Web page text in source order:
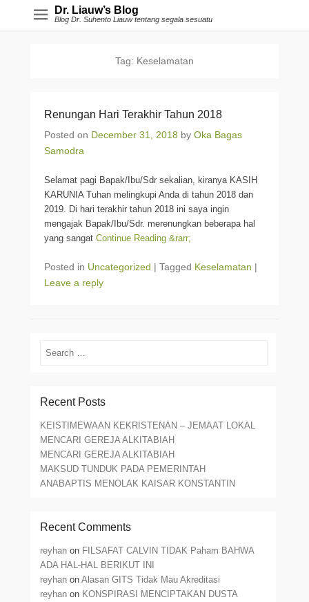
Dr. Liauw’s Blog
Blog Dr. Suhento Liauw tentang segala sesuatu
Tag: Keselamatan
Renungan Hari Terakhir Tahun 2018
Posted on December 31, 2018 by Oka Bagas
Samodra
Selamat pagi Bapak/Ibu/Sdr sekalian, kiranya KASIH
KARUNIA Tuhan melingkupi Anda di tahun 2018 dan
2019. Di hari terakhir tahun 2018 ini saya ingin
mengajak Bapak/Ibu/Sdr. merenungkan beberapa hal
yang sangat Continue Reading &rarr;
Posted in Uncategorized | Tagged Keselamatan |
Leave a reply
Search
Recent Posts
KEISTIMEWAAN KEKRISTENAN – JEMAAT LOKAL
MENCARI GEREJA ALKITABIAH
MENCARI GEREJA ALKITABIAH
MAKSUD TUNDUK PADA PEMERINTAH
ANABAPTIS MENOLAK KAISAR KONSTANTIN
Recent Comments
reyhan on FILSAFAT CALVIN TIDAK Paham BAHWA
ADA HAL-HAL BERIKUT INI
reyhan onAlasan GITS Tidak Mau Akreditasi
reyhan on KONSPIRASI MENCIPTAKAN DUSTA